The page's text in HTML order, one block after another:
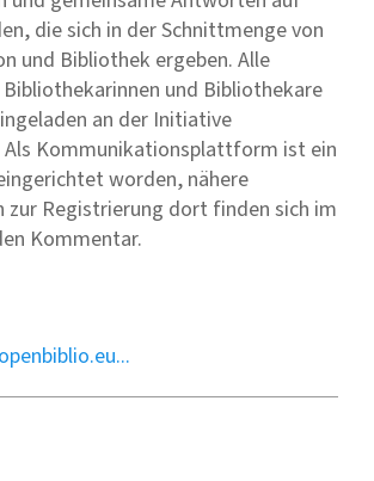
die sich in der Schnittmenge von
und Bibliothek ergeben. Alle
und Bibliothekare
an der Initiative
Als Kommunikationsplattform ist ein
worden, nähere
Registrierung dort finden sich im
Kommentar.